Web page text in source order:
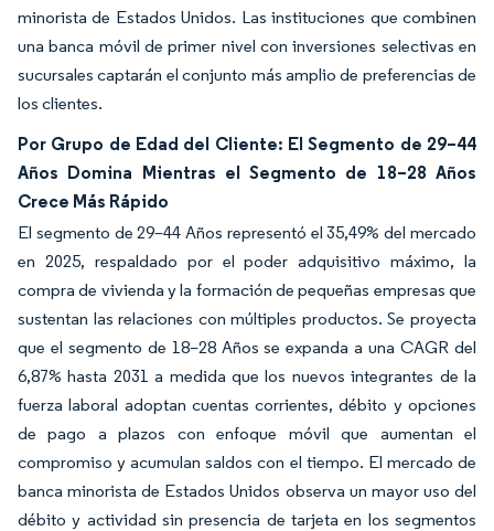
minorista de Estados Unidos. Las instituciones que combinen
una banca móvil de primer nivel con inversiones selectivas en
sucursales captarán el conjunto más amplio de preferencias de
los clientes.
Por Grupo de Edad del Cliente: El Segmento de 29–44
Años Domina Mientras el Segmento de 18–28 Años
Crece Más Rápido
El segmento de 29–44 Años representó el 35,49% del mercado
en 2025, respaldado por el poder adquisitivo máximo, la
compra de vivienda y la formación de pequeñas empresas que
sustentan las relaciones con múltiples productos. Se proyecta
que el segmento de 18–28 Años se expanda a una CAGR del
6,87% hasta 2031 a medida que los nuevos integrantes de la
fuerza laboral adoptan cuentas corrientes, débito y opciones
de pago a plazos con enfoque móvil que aumentan el
compromiso y acumulan saldos con el tiempo. El mercado de
banca minorista de Estados Unidos observa un mayor uso del
débito y actividad sin presencia de tarjeta en los segmentos